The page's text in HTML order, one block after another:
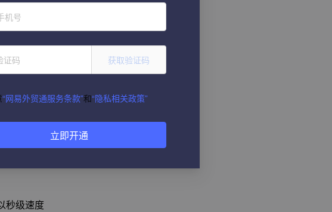
上是一次
上”起
会越来越
秒级速度
获取验证码
“网易外贸通服务条款”和“隐私相关政策”
立即开通